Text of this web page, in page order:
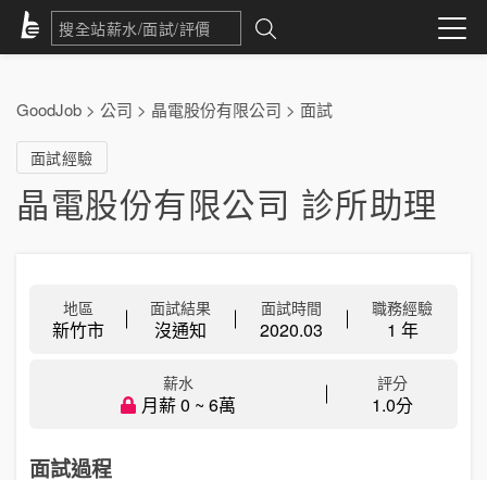
GoodJob > 公司 > 晶電股份有限公司 > 面試
面試經驗
晶電股份有限公司 診所助理
地區
新竹市
面試結果
沒通知
面試時間
2020.03
職務經驗
1 年
薪水
月薪 0 ~ 6萬
評分
1.0分
面試過程